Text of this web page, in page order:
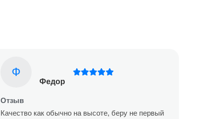
Ф
Федор
Отзыв
Качество как обычно на высоте, беру не первый